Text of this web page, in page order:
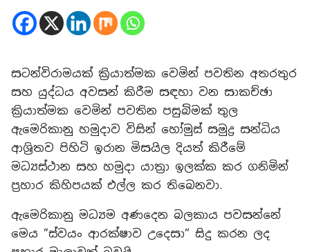
සටන්විරාමයක් ක්‍රියාත්මක වෙමින් පවතින අතරතුර
සහ යුද්ධය අවසන් කිරීම සඳහා වන සාකච්ඡා
ක්‍රියාත්මක වෙමින් පවතින පසුබිමක් තුල
ඇමෙරිකානු හමුදාව විසින් හෝමුස් සමුද්‍ර සන්ධිය
ආශ්‍රිතව පිහිටි ඉරාන මිසයිල දියත් කිරීමේ
මධ්‍යස්ථාන සහ හමුදා යාත්‍රා ඉලක්ක කර ගනිමින්
ප්‍රහාර කිහිපයක් එල්ල කර තිබෙනවා.
ඇමෙරිකානු මධ්‍යම අණදෙන බලකාය පවසන්නේ
මෙය ”ස්වයං ආරක්ෂාව උදෙසා” සිදු කරන ලද